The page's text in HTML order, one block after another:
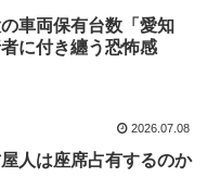
車両保有台数「愛知
に付き纏う恐怖感
2026.07.08
人は座席占有するのか